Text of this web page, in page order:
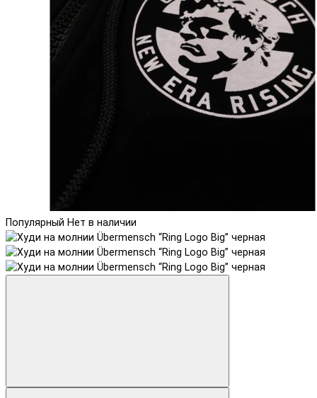
Популярный Нет в наличии